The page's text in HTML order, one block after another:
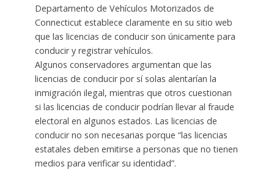
Departamento de Vehículos Motorizados de
Connecticut establece claramente en su sitio web
que las licencias de conducir son únicamente para
conducir y registrar vehículos.
Algunos conservadores argumentan que las
licencias de conducir por sí solas alentarían la
inmigración ilegal, mientras que otros cuestionan
si las licencias de conducir podrían llevar al fraude
electoral en algunos estados. Las licencias de
conducir no son necesarias porque “las licencias
estatales deben emitirse a personas que no tienen
medios para verificar su identidad”.